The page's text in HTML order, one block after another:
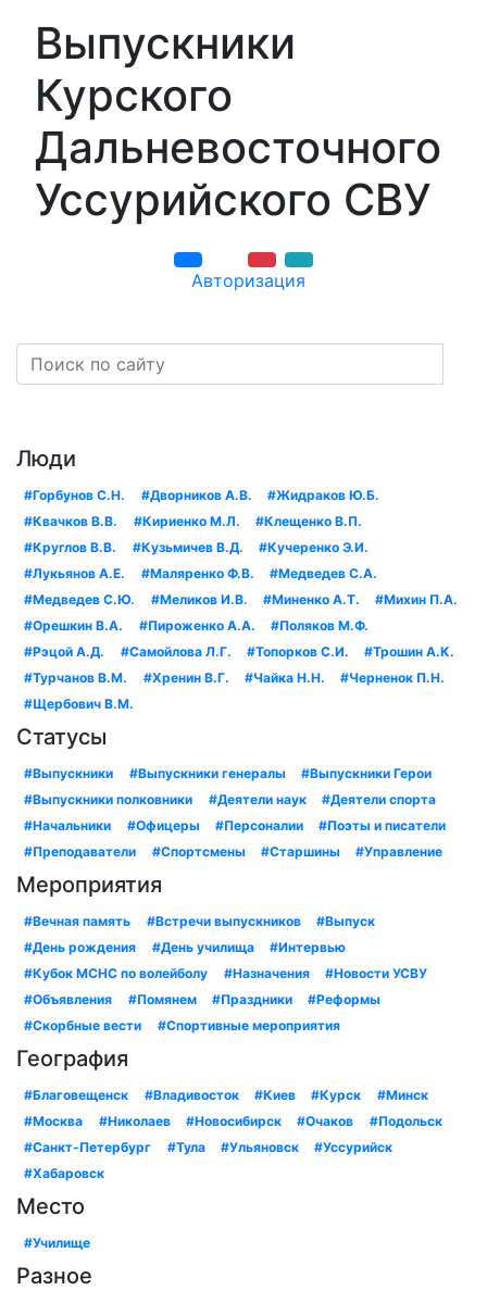
Выпускники
Курского
Дальневосточного
Уссурийского СВУ
Авторизация
Люди
#Горбунов С.Н. #Дворников А.В.
#Жидраков Ю.Б.
#Квачков В.В.
#Кириенко М.Л.
#Клещенко В.П.
#Круглов В.В.
#Кузьмичев В.Д.
#Кучеренко Э.И.
#Лукьянов А.Е.
#Маляренко Ф.В.
#Медведев С.А.
#Медведев С.Ю.
#Меликов И.В. #Миненко А.Т.
#Михин П.А.
#Орешкин В.А.
#Пироженко А.А.
#Поляков М.Ф.
#Рэцой А.Д.
#Самойлова Л.Г. #Топорков С.И.
#Трошин А.К.
#Турчанов В.М.
#Хренин В.Г. #Чайка Н.Н.
#Черненок П.Н.
#Щербович В.М.
Статусы
#Выпускники #Выпускники генералы
#Выпускники Герои
#Выпускники полковники
#Деятели наук
#Деятели спорта
#Начальники
#Офицеры #Персоналии
#Поэты и писатели
#Преподаватели
#Спортсмены #Старшины #Управление
Мероприятия
#Вечная память #Встречи выпускников
#Выпуск
#День рождения
#День училища
#Интервью
#Кубок МСНС по волейболу
#Назначения
#Новости УСВУ
#Объявления
#Помянем #Праздники
#Реформы
#Скорбные вести
#Спортивные мероприятия
География
#Благовещенск #Владивосток #Киев #Курск
#Минск
#Москва
#Николаев #Новосибирск #Очаков
#Подольск
#Санкт-Петербург
#Тула #Ульяновск
#Уссурийск
#Хабаровск
Место
#Училище
Разное